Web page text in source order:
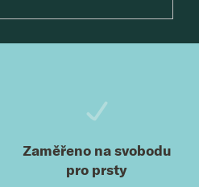
Zaměřeno na svobodu
pro prsty